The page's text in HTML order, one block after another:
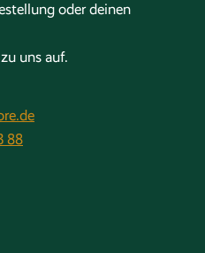
oder deinen
uns auf.
88